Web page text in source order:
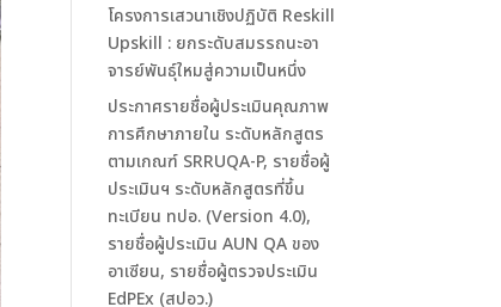
โครงการเสวนาเชิงปฏิบัติ Reskill
Upskill : ยกระดับสมรรถนะอา
จารย์พันธุ์ใหมสู่ความเป็นหนึ่ง
ประกาศรายชื่อผู้ประเมินคุณภาพ
การศึกษาภายใน ระดับหลักสูตร
ตามเกณฑ์ SRRUQA-P, รายชื่อผู้
ประเมินฯ ระดับหลักสูตรที่ขึ้น
ทะเบียน ทปอ. (Version 4.0),
รายชื่อผู้ประเมิน AUN QA ของ
อาเซียน, รายชื่อผู้ตรวจประเมิน
EdPEx (สปอว.)